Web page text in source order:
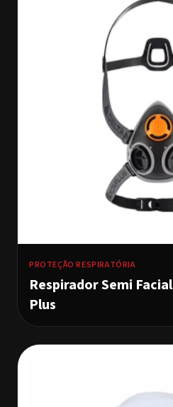
PROTEÇÃO RESPIRATÓRIA
Respirador Semi
Plus